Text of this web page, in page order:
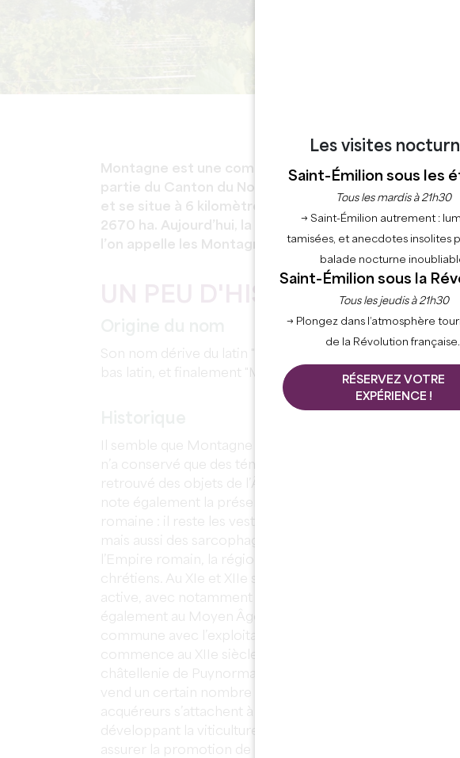
Montagne est une commune du Grand Saint-
partie du Canton du Nord-Libournais. Elle culmine à 97
et se situe à 6 kilomètres de Saint-Émilion. Sa
2670 ha. Aujourd’hui, la commune compte 1 542
l’on appelle les Montagnaises et les Montagnais.
UN PEU D'HISTOIRE
Son nom dérive du latin "
bas latin, et finalement "Montagne" en gascon.
Il semble que Montagne ait été peuplé dès le Néolithique,
n’a conservé que des témoignages sur le site de Malengin.
retrouvé des objets de l’Âge du cuivre et de l’Âge du
note également la présence de quelques villas de
romaine : il reste les vestiges de la villa d’Ausone, la villa
mais aussi des sarcophages et des mosaïques. À la chute
l’Empire romain, la région est placée sous la tutelle des
chrétiens. Au XIe et XIIe siècles, la vie religieuse à
active, avec notamment la construction de trois églises.
également au Moyen Âge que se développent les activités
commune avec l’exploitation des carrières de calcaire qui
commence au XIIe siècle. Montagne appartient alors à la
châtellenie de Puynormand et ce jusqu’en 1602 lorsque
vend un certain nombre de terres dont il est propriétaire.
acquéreurs s’attachent à les faire prospérer, notamment
développant la viticulture. Ils jouissent de la protection du
assurer la promotion de leurs productions et de ce fait,
Les visites
Saint-Émilion sous les
Tous les mardis à 21h30
→ Saint-Émilion autrement :
tamisées, et anecdotes insolites
balade nocturne
Saint-Émilion sous la
Tous les jeudis à 21h30
→ Plongez dans l’atmosphère
de la Révolution française.
RÉSERVEZ VOTRE
EXPÉRIENCE !